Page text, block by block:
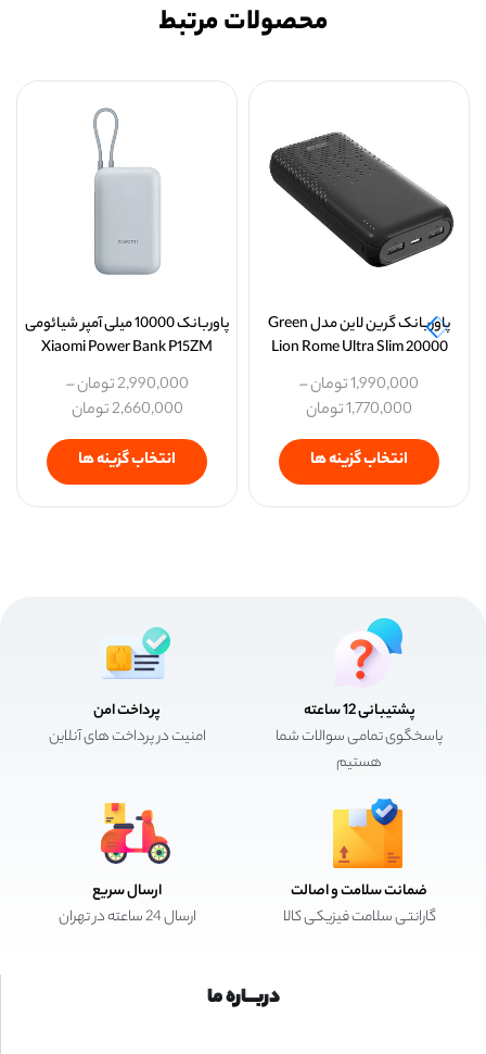
محصولات مرتبط
پاوربانک گرین لاین مدل Green
Lion Rome Ultra Slim 20000
1,990,000تومان–
1,770,000تومان
انتخاب گزینه ها
پاوربانک 10000 میلی آمپر شیائومی
Xiaomi Power Bank P15ZM
2,990,000تومان–
2,660,000تومان
انتخاب گزینه ها
پشتیبانی 12 ساعته
پاسخگوی تمامی سوالات شما
هستیم
پرداخت امن
امنیت در پرداخت های آنلاین
ضمانت سلامت و اصالت
گارانتی سلامت فیزیکی کالا
ارسال سریع
ارسال 24 ساعته در تهران
دربـــاره ما